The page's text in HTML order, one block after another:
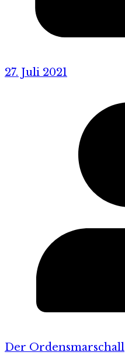
27. Juli 2021
Der Ordensmarschall